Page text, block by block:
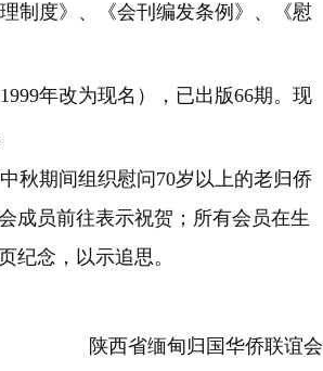
制度》、《会刊编发条例》、《慰
年改为现名），已出版66期。现
秋期间组织慰问70岁以上的老归侨
成员前往表示祝贺；所有会员在生
纪念，以示追思。
陕西省缅甸归国华侨联谊会